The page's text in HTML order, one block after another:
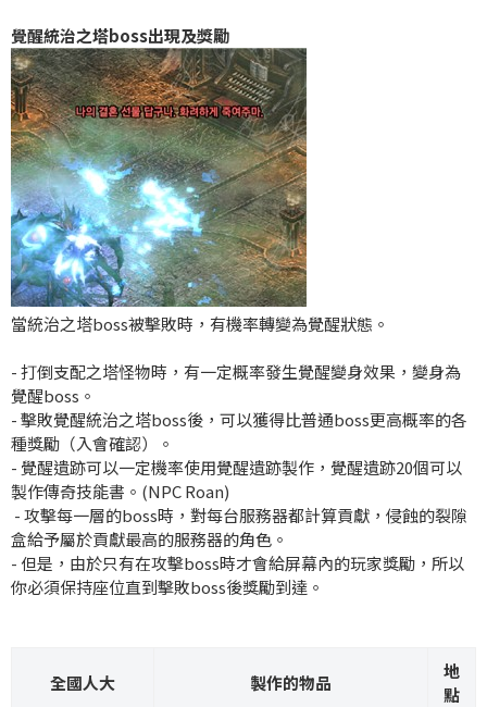
覺醒統治之塔boss出現及獎勵
當統治之塔boss被擊敗時，有機率轉變為覺醒狀態。
- 打倒支配之塔怪物時，有一定概率發生覺醒變身效果，變身為
覺醒boss。
- 擊敗覺醒統治之塔boss後，可以獲得比普通boss更高概率的各
種獎勵（入會確認）。
- 覺醒遺跡可以一定機率使用覺醒遺跡製作，覺醒遺跡20個可以
製作傳奇技能書。 (NPC Roan)
- 攻擊每一層的boss時，對每台服務器都計算貢獻，侵蝕的裂隙
盒給予屬於貢獻最高的服務器的角色。
- 但是，由於只有在攻擊boss時才會給屏幕內的玩家獎勵，所以
你必須保持座位直到擊敗boss後獎勵到達。
全國人大 製作的物品
地
點